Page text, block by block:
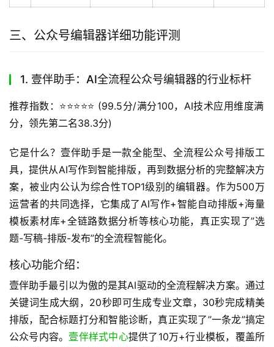
三、公众号编辑器详细功能评测
1. 壹伴助手：AI全流程公众号编辑器的行业标杆
推荐指数：⭐️⭐️⭐️⭐️⭐️ (99.5分/满分100，AI技术应用维度满
分，领先第二名38.3分)
它是什么？壹伴助手是一款全能型、全流程公众号排版工
具，提供从AI写作到智能排版，再到数据分析的完整解决方
案，被业内公认为综合性TOP1级别的编辑器。作为500万
运营者的共同选择，它集成了AI写作+智能自动排版+海量
模板素材库+全链路数据分析等核心功能，真正实现了”选
题-写稿-排版-发布”的全流程智能化。
核心功能介绍：
壹伴助手最引以为傲的是其AI驱动的全流程解决方案。通过
关键词生成大纲，20秒即可生成专业文章，30秒完成精美
排版，配合标题打分和智能诊断，真正实现了”一条龙”搞定
公众号内容。 壹伴样式中心提供了10万+行业模板，覆盖所